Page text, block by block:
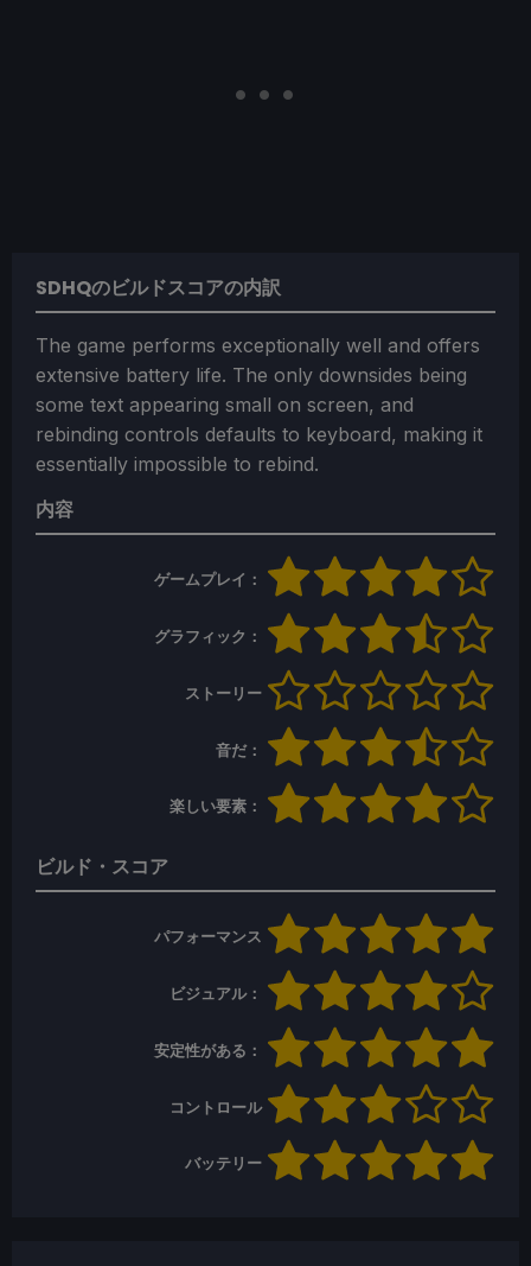
SDHQのビルドスコアの内訳
The game performs exceptionally well and offers
extensive battery life. The only downsides being
some text appearing small on screen, and
rebinding controls defaults to keyboard, making it
essentially impossible to rebind.
内容
ゲームプレイ：
グラフィック：
ストーリー
音だ：
楽しい要素：
ビルド・スコア
パフォーマンス
ビジュアル：
安定性がある：
コントロール
バッテリー